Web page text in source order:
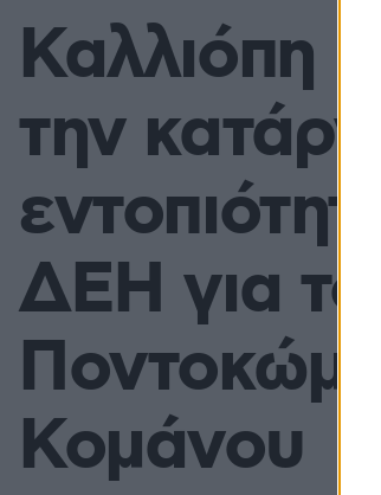
Καλλιόπη
την
ΔΕΗ για
Κομάνου